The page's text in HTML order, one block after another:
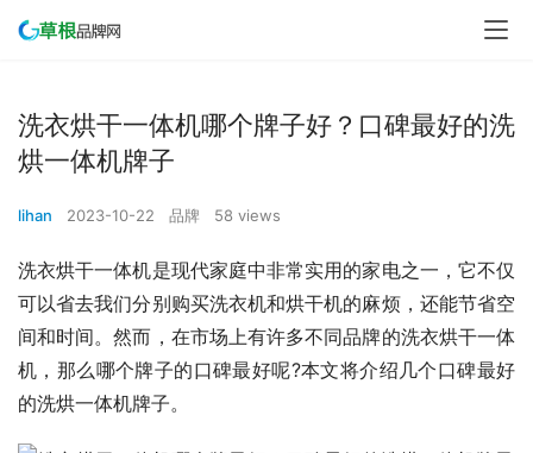
洗衣烘干一体机哪个牌子好？口碑最好的洗
烘一体机牌子
lihan 2023-10-22 品牌 58 views
洗衣烘干一体机是现代家庭中非常实用的家电之一，它不仅
可以省去我们分别购买洗衣机和烘干机的麻烦，还能节省空
间和时间。然而，在市场上有许多不同品牌的洗衣烘干一体
机，那么哪个牌子的口碑最好呢?本文将介绍几个口碑最好
的洗烘一体机牌子。